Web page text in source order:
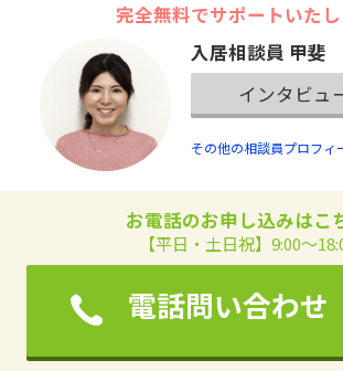
完全無料でサポートいた
入居相談員 甲斐
インタビュ
その他の相談員プロフィ
お電話のお申し込みはこ
【平日・土日祝】9:00～
電話問い合わせ